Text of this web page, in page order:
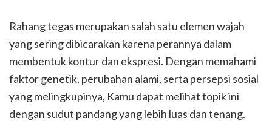
Rahang tegas merupakan salah satu elemen wajah
yang sering dibicarakan karena perannya dalam
membentuk kontur dan ekspresi. Dengan memahami
faktor genetik, perubahan alami, serta persepsi sosial
yang melingkupinya, Kamu dapat melihat topik ini
dengan sudut pandang yang lebih luas dan tenang.